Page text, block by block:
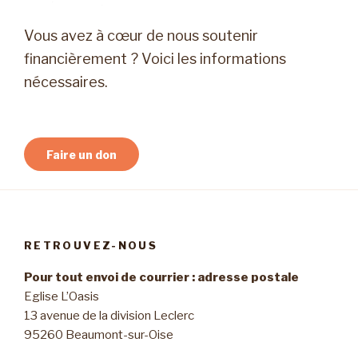
Vous avez à cœur de nous soutenir
financièrement ? Voici les informations
nécessaires.
Faire un don
RETROUVEZ-NOUS
Pour tout envoi de courrier : adresse postale
Eglise L’Oasis
13 avenue de la division Leclerc
95260 Beaumont-sur-Oise